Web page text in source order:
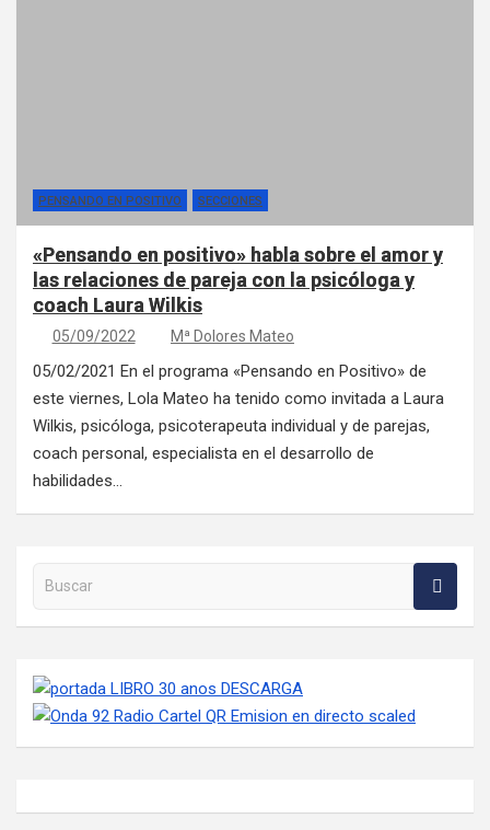
PENSANDO EN POSITIVO SECCIONES
«Pensando en positivo» habla sobre el amor y
las relaciones de pareja con la psicóloga y
coach Laura Wilkis
05/09/2022 Mª Dolores Mateo
05/02/2021 En el programa «Pensando en Positivo» de
este viernes, Lola Mateo ha tenido como invitada a Laura
Wilkis, psicóloga, psicoterapeuta individual y de parejas,
coach personal, especialista en el desarrollo de
habilidades…
Buscar en la web